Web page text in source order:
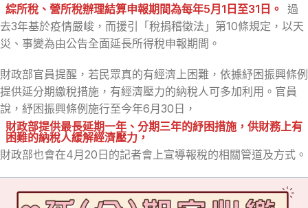
綜所稅、營所稅辦理結算申報期間為每年5月1日至31日。
過
去3年基於疫情嚴峻，而援引「稅捐稽徵法」第10條規定，以天
災、事變為由公告全面延長所得稅申報期間。
財政部官員提醒，若民眾真的有經濟上困難，依據紓困振興條例
提供延分期繳稅措施，有經濟壓力的納稅人可多加利用。官員
說，紓困振興條例施行至今年6月30日，
財政部提供最長延期一年、分期三年的紓困措施，供財務上有
困難的納稅人緩解經濟壓力，
財政部也會在4月20日的記者會上宣導報稅的相關管道及方式。